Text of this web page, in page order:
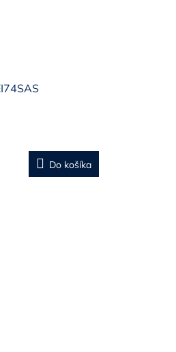
Do košíka